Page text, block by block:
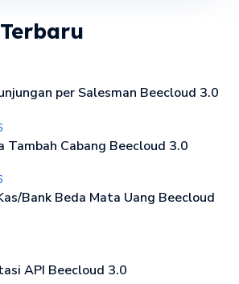
per Salesman Beecloud 3.0
Tambah Cabang Beecloud 3.0
Bank Beda Mata Uang Beecloud
API Beecloud 3.0